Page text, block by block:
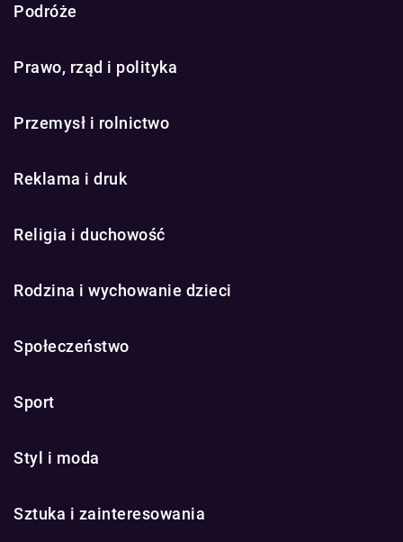
Podróże
Prawo, rząd i polityka
Przemysł i rolnictwo
Reklama i druk
Religia i duchowość
Rodzina i wychowanie dzieci
Społeczeństwo
Sport
Styl i moda
Sztuka i zainteresowania